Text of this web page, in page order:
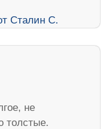
не
толстые.